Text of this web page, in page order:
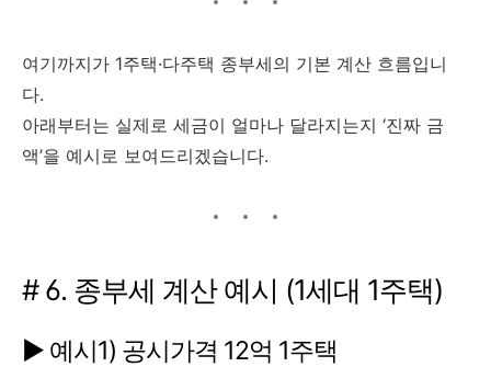
여기까지가 1주택·다주택 종부세의 기본 계산 흐름입니
다.
아래부터는 실제로 세금이 얼마나 달라지는지 ‘진짜 금
액’을 예시로 보여드리겠습니다.
# 6. 종부세 계산 예시 (1세대 1주택)
▶ 예시1) 공시가격 12억 1주택